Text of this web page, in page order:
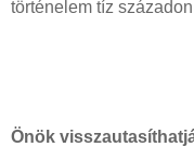
történelem tíz
Önök